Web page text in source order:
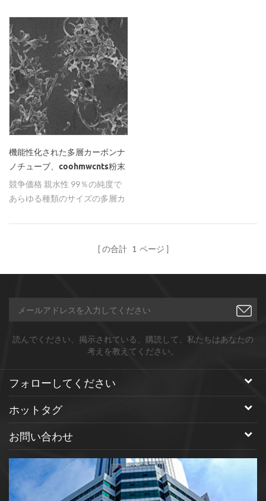
機能性化された多層カーボンナ
ノチューブ、coohmwcnts粉末
競争価格 親水性 99％の純度で
あらゆる種類のサイズの多層カ
た。
の合計 1 ページ
読んでください、掲示されている、購読して、私たちはあなたの
考えを教えてください。
フォローしてください
ホットタグ
お問い合わせ